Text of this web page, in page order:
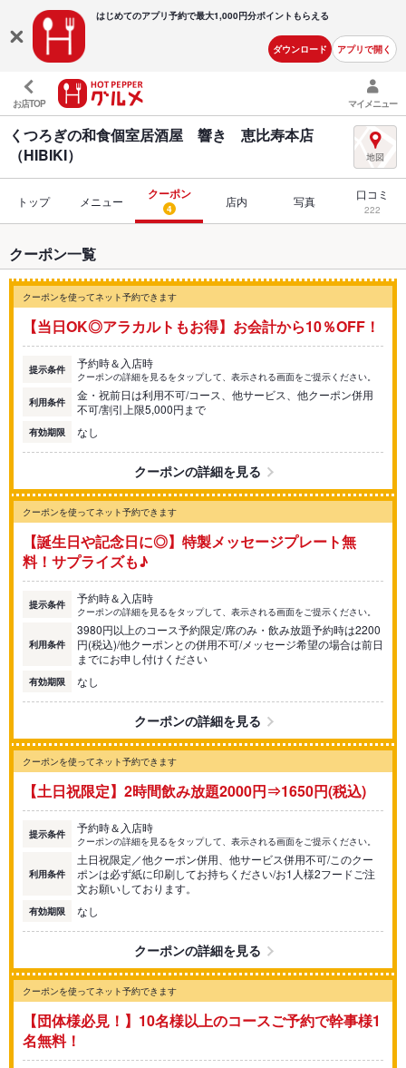
はじめてのアプリ予約で最大1,000円分ポイントもらえる
ダウンロード アプリで開く
お店TOP マイメニュー
くつろぎの和食個室居酒屋 響き 恵比寿本店
（HIBIKI）
トップ メニュー クーポン
4 店内 写真 口コミ
222
クーポン一覧
クーポンを使ってネット予約できます
【当日OK◎アラカルトもお得】お会計から10％OFF！
提示条件 予約時＆入店時
クーポンの詳細を見るをタップして、表示される画面をご提示ください。
利用条件
金・祝前日は利用不可/コース、他サービス、他クーポン併用
不可/割引上限5,000円まで
有効期限 なし
クーポンの詳細を見る
クーポンを使ってネット予約できます
【誕生日や記念日に◎】特製メッセージプレート無
料！サプライズも♪
提示条件 予約時＆入店時
クーポンの詳細を見るをタップして、表示される画面をご提示ください。
利用条件
3980円以上のコース予約限定/席のみ・飲み放題予約時は2200
円(税込)/他クーポンとの併用不可/メッセージ希望の場合は前日
までにお申し付けください
有効期限 なし
クーポンの詳細を見る
クーポンを使ってネット予約できます
【土日祝限定】2時間飲み放題2000円⇒1650円(税込)
提示条件 予約時＆入店時
クーポンの詳細を見るをタップして、表示される画面をご提示ください。
利用条件
土日祝限定／他クーポン併用、他サービス併用不可/このクー
ポンは必ず紙に印刷してお持ちください/お1人様2フードご注
文お願いしております。
有効期限 なし
クーポンの詳細を見る
クーポンを使ってネット予約できます
【団体様必見！】10名様以上のコースご予約で幹事様1
名無料！